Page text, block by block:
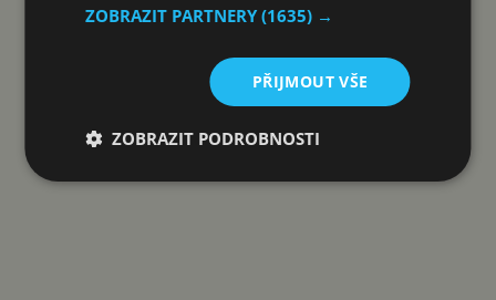
Reklama
ZOBRAZIT PARTNERY(1635) →
PŘIJMOUT VŠE
ZOBRAZIT PODROBNOSTI